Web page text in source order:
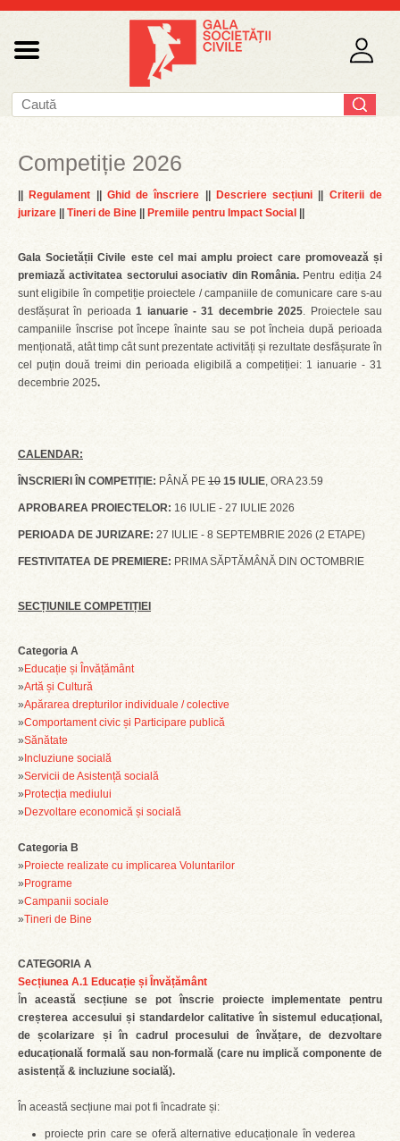
Competiție 2026
Regulament Ghid de înscriere Descriere secțiuni
Criterii de
jurizare
Tineri de Bine Premiile pentru Impact Social
Gala Societății Civile este cel mai amplu proiect care promovează și
premiază activitatea sectorului asociativ din România. Pentru ediția 24
sunt eligibile în competiție proiectele / campaniile de comunicare care s-au
desfășurat în perioada1 ianuarie - 31 decembrie 2025. Proiectele sau
campaniile înscrise pot începe înainte sau se pot încheia după perioada
menționată, atât timp cât sunt prezentate activități și rezultate desfășurate în
cel puțin două treimi din perioada eligibilă a competiției: 1 ianuarie - 31
decembrie 2025.
CALENDAR:
ÎNSCRIERI ÎN COMPETIȚIE: PÂNĂ PE 10 15 IULIE, ORA 23.59
APROBAREA PROIECTELOR: 16 IULIE - 27 IULIE 2026
PERIOADA DE JURIZARE: 27 IULIE - 8 SEPTEMBRIE 2026 (2 ETAPE)
FESTIVITATEA DE PREMIERE: PRIMA SĂPTĂMÂNĂ DIN OCTOMBRIE
SECȚIUNILE COMPETIȚIEI
Categoria A
» Educație și Învățământ
»Artă și Cultură
»Apărarea drepturilor individuale / colective
»Comportament civic și Participare publică
»Sănătate
» Incluziune socială
»Servicii de Asistență socială
» Protecția mediului
» Dezvoltare economică și socială
Categoria B
» Proiecte realizate cu implicarea Voluntarilor
» Programe
»Campanii sociale
»Tineri de Bine
CATEGORIA A
Secțiunea A.1 Educație și Învățământ
n această secțiune se pot înscrie proiecte implementate pentru
creșterea accesului și standardelor calitative în sistemul educațional,
de școlarizare și în cadrul procesului de învățare, de dezvoltare
educațională formală sau non-formală (care nu implică componente de
asistență & incluziune socială).
În această secțiune mai pot fi încadrate și:
proiecte prin care se oferă alternative educaționale în vederea